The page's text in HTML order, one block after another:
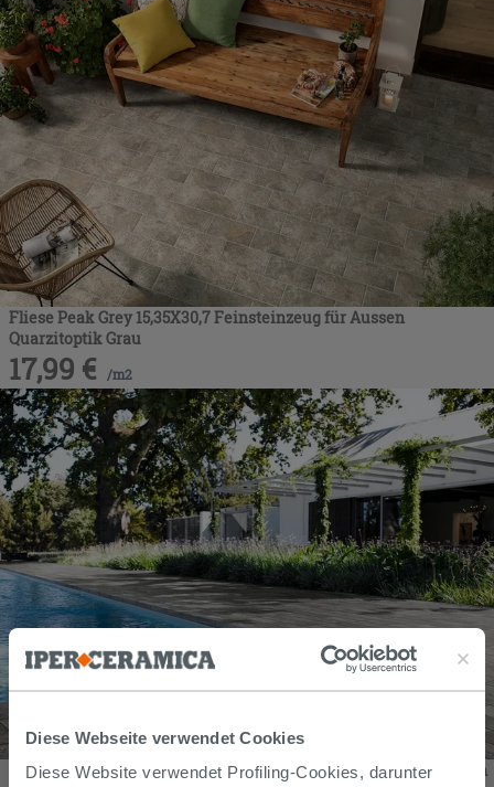
Diese Webseite verwendet Cookies
Diese Website verwendet Profiling-Cookies, darunter
Fliese Peak Grey 15,35X30,7 Feinsteinzeug für Aussen
Quarzitoptik Grau
17,99 € /m2
Fliese Quarzit Grau XOUT 18 20X30 Feinsteinzeug Außenbereich